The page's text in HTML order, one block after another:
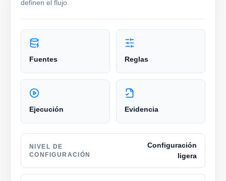
definen el flujo.
Fuentes Reglas
Ejecución Evidencia
NIVEL DE
CONFIGURACIÓN
Configuración
ligera